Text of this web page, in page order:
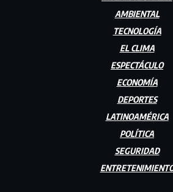
AMBIENTAL
TECNOLOGÍA
EL CLIMA
ESPECTÁCULO
ECONOMÍA
DEPORTES
LATINOAMÉRICA
POLÍTICA
SEGURIDAD